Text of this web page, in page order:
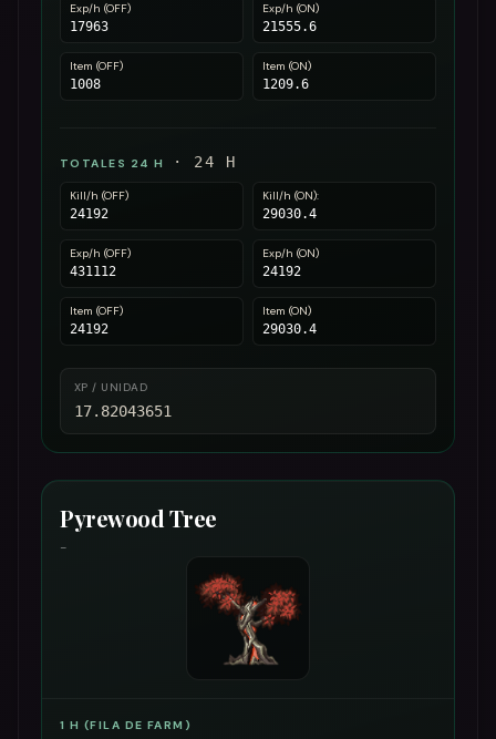
Exp/h (OFF)
17963
Exp/h (ON)
21555.6
Item (OFF)
1008
Item (ON)
1209.6
TOTALES 24 H · 24 H
Kill/h (OFF)
24192
Kill/h (ON):
29030.4
Exp/h (OFF)
431112
Exp/h (ON)
24192
Item (OFF)
24192
Item (ON)
29030.4
XP / UNIDAD
17.82043651
Pyrewood Tree
-
1 H (FILA DE FARM)